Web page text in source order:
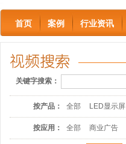
首页 案例 行业资讯
关键字搜索：
按产品： 全部 LED显示屏
按应用： 全部 商业广告